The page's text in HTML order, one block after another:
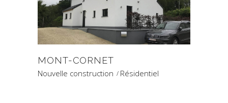
MONT-CORNET
Nouvelle construction Résidentiel